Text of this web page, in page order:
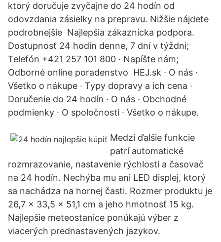
ktorý doručuje zvyčajne do 24 hodín od
odovzdania zásielky na prepravu. Nižšie nájdete
podrobnejšie Najlepšia zákaznícka podpora.
Dostupnosť 24 hodín denne, 7 dní v týždni;
Telefón +421 257 101 800 · Napíšte nám;
Odborné online poradenstvo HEJ.sk · O nás ·
Všetko o nákupe · Typy dopravy a ich cena ·
Doručenie do 24 hodín · O nás · Obchodné
podmienky · O spoločnosti · Všetko o nákupe.
Medzi ďalšie funkcie
patrí automatické
rozmrazovanie, nastavenie rýchlosti a časovač
na 24 hodín. Nechýba mu ani LED displej, ktorý
sa nachádza na hornej časti. Rozmer produktu je
26,7 × 33,5 × 51,1 cm a jeho hmotnosť 15 kg.
Najlepšie meteostanice ponúkajú výber z
viacerých prednastavených jazykov.